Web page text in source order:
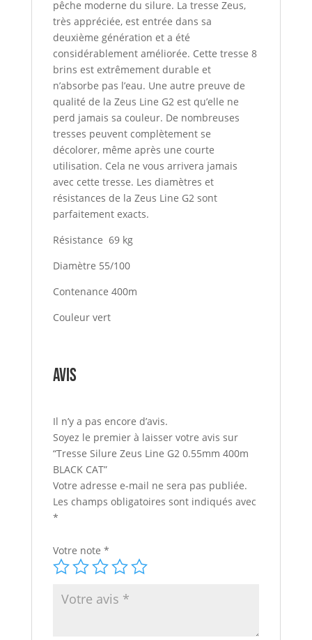
pêche moderne du silure. La tresse Zeus,
très appréciée, est entrée dans sa
deuxième génération et a été
considérablement améliorée. Cette tresse 8
brins est extrêmement durable et
n’absorbe pas l’eau. Une autre preuve de
qualité de la Zeus Line G2 est qu’elle ne
perd jamais sa couleur. De nombreuses
tresses peuvent complètement se
décolorer, même après une courte
utilisation. Cela ne vous arrivera jamais
avec cette tresse. Les diamètres et
résistances de la Zeus Line G2 sont
parfaitement exacts.
Résistance 69 kg
Diamètre 55/100
Contenance 400m
Couleur vert
Avis
Il n’y a pas encore d’avis.
Soyez le premier à laisser votre avis sur
“Tresse Silure Zeus Line G2 0.55mm 400m
BLACK CAT”
Votre adresse e-mail ne sera pas publiée.
Les champs obligatoires sont indiqués avec
*
Votre note *